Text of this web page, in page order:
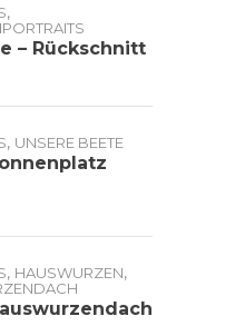
,
– Rückschnitt
, UNSERE BEETE
, HAUSWURZEN,